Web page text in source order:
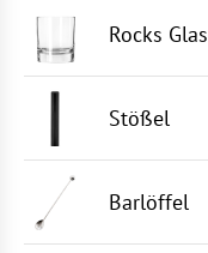
Rocks Glas
Stößel
Barlöffel